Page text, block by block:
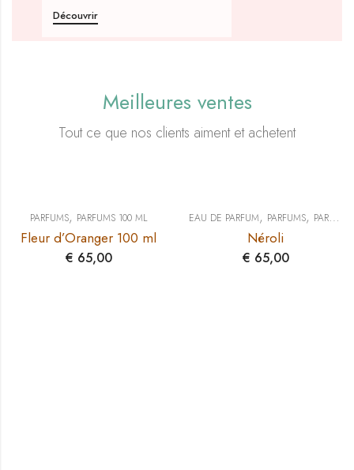
Découvrir
Meilleures ventes
Tout ce que nos clients aiment et achetent
PARFUMS, PARFUMS 100 ML
Fleur d’Oranger 100 ml
€ 65,00
EAU DE PARFUM, PARFUMS, PARFUMS 100 ML
Néroli
€ 65,00